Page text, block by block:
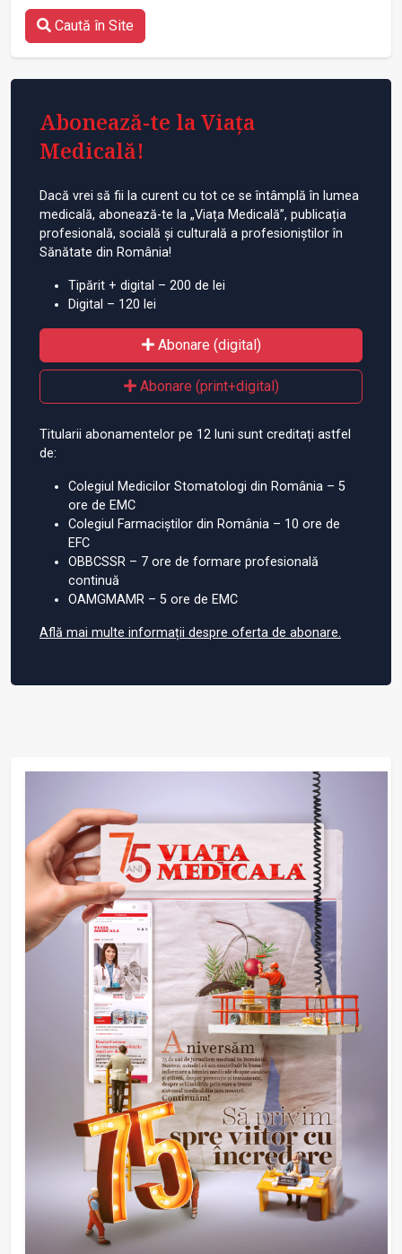
Caută în Site
Abonează-te la Viața
Medicală!
Dacă vrei să fii la curent cu tot ce se întâmplă în lumea
medicală, abonează-te la „Viața Medicală”, publicația
profesională, socială și culturală a profesioniștilor în
Sănătate din România!
Tipărit + digital – 200 de lei
Digital – 120 lei
Abonare (digital)
Abonare (print+digital)
Titularii abonamentelor pe 12 luni sunt creditați astfel
de:
Colegiul Medicilor Stomatologi din România – 5
ore de EMC
Colegiul Farmaciștilor din România – 10 ore de
EFC
OBBCSSR – 7 ore de formare profesională
continuă
OAMGMAMR – 5 ore de EMC
Află mai multe informații despre oferta de abonare.